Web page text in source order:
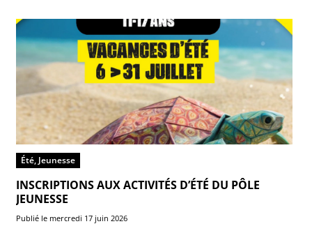
Été, Jeunesse
INSCRIPTIONS AUX ACTIVITÉS D’ÉTÉ DU PÔLE
JEUNESSE
Publié le mercredi 17 juin 2026